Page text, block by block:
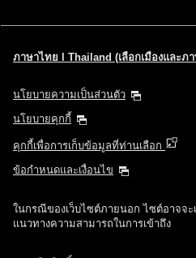
ภาษาไทย l Thailand (เลือกเมืองและภ
นโยบายความเป็นส่วนตัว
นโยบายคุกกี้
คุกกี้เพื่อการเก็บข้อมูลที่ท่านเลือก
ข้อกำหนดและเงื่อนไข
ในกรณีของเว็บไซต์ภายนอก ไซต์อาจจะ
แนวทางความสามารถในการเข้าถึง